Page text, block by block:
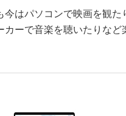
今はパソコンで映画を観た
カーで音楽を聴いたりなど